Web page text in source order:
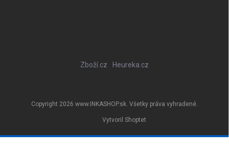
Zboží.cz Heureka.cz
Vytvoril Shoptet
Copyright 2026 www.INKASHOP.sk. Všetky práva vyhradené.